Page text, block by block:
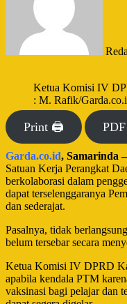
Ketua Komisi IV
: M. Rafik/
Print 🖨
Garda.co.id, Samarinda –
Satuan Kerja Perangkat
berkolaborasi dalam
dapat terselenggaranya
dan sederajat.
Pasalnya, tidak
belum tersebar secara
Ketua Komisi IV DPRD
apabila kendala PTM
vaksinasi bagi pelajar dan